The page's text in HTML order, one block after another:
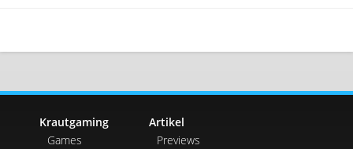
Krautgaming
Games
Artikel
Previews